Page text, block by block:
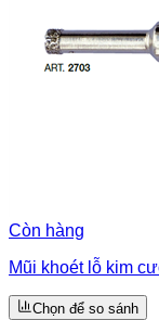
Còn hàng
Mũi khoét lỗ kim
Chọn để so sánh